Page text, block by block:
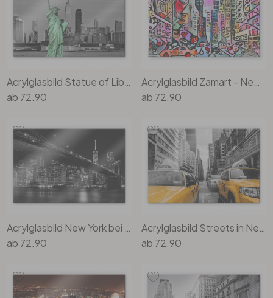
Wohnzimmer
Kinderzimmer
Küche
Jugendzimmer
Bad
Flur
Wohnzimmer
Kinderzimmer
Bad
Küche
Flur
Tapeten Grün
Tapeten Türkis
Tapeten Lila & Violett
Wohnzimmer
Schlafzimmer
Kinderzimmer
Küche
ab 72.90
ab 72.90
ab 72.90
ab 72.90